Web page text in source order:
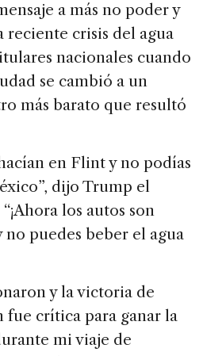
a más no poder y
reciente crisis del agua
nacionales cuando
se cambió a un
más barato que resultó
en Flint y no podías
dijo Trump el
los autos son
puedes beber el agua
y la victoria de
crítica para ganar la
mi viaje de